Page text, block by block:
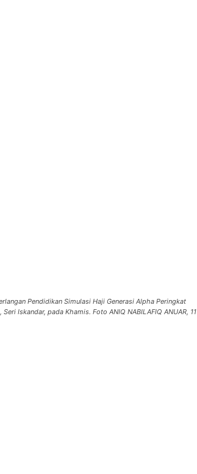
Pendidikan Simulasi Haji Generasi Alpha Peringkat
Iskandar, pada Khamis. Foto ANIQ NABILAFIQ ANUAR, 11